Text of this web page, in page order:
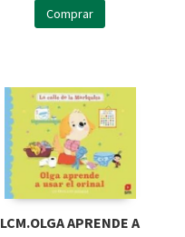
Comprar
LCM.OLGA APRENDE A